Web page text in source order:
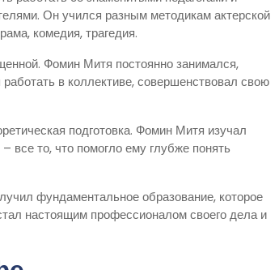
Он учился разным методикам актерской
комедия, трагедия.
Фомин Митя постоянно занимался,
в коллективе, совершенствовал свою
подготовка. Фомин Митя изучал
все то, что помогло ему глубже понять
фундаментальное образование, которое
настоящим профессионалом своего дела и